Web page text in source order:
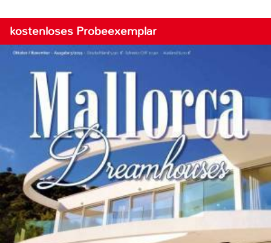
kostenloses Probeexemplar